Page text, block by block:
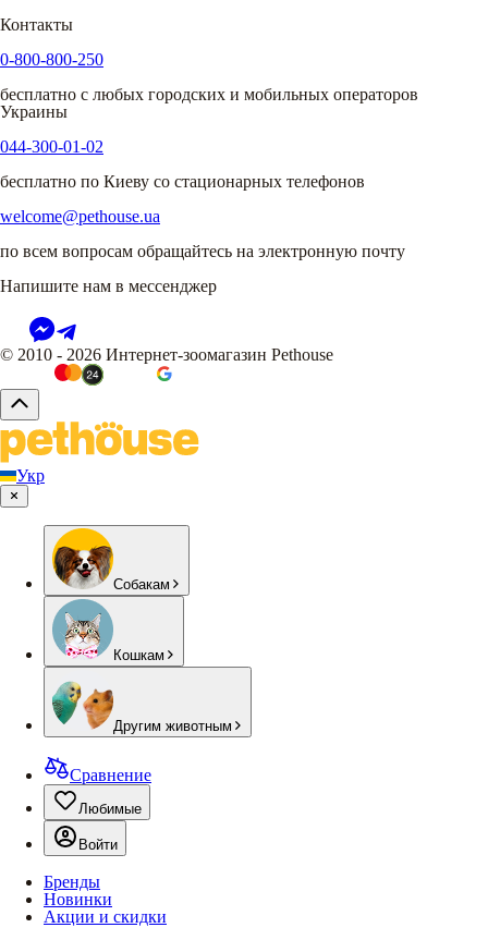
Контакты
0-800-800-250
бесплатно с любых городских и мобильных операторов
Украины
044-300-01-02
бесплатно по Киеву со стационарных телефонов
welcome@pethouse.ua
по всем вопросам обращайтесь на электронную почту
Напишите нам в мессенджер
© 2010 - 2026 Интернет-зоомагазин Pethouse
Укр
Собакам
Кошкам
Другим животным
Сравнение
Любимые
Войти
Бренды
Новинки
Акции и скидки